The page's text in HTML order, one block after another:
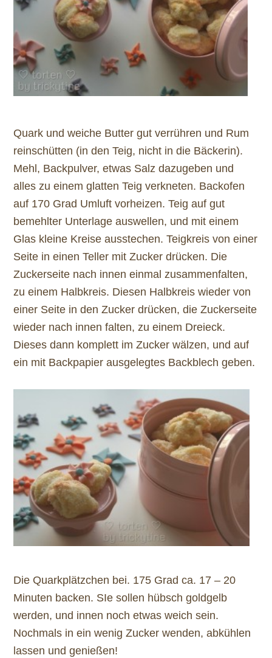
Quark und weiche Butter gut verrühren und Rum
reinschütten (in den Teig, nicht in die Bäckerin).
Mehl, Backpulver, etwas Salz dazugeben und
alles zu einem glatten Teig verkneten. Backofen
auf 170 Grad Umluft vorheizen. Teig auf gut
bemehlter Unterlage auswellen, und mit einem
Glas kleine Kreise ausstechen. Teigkreis von einer
Seite in einen Teller mit Zucker drücken. Die
Zuckerseite nach innen einmal zusammenfalten,
zu einem Halbkreis. Diesen Halbkreis wieder von
einer Seite in den Zucker drücken, die Zuckerseite
wieder nach innen falten, zu einem Dreieck.
Dieses dann komplett im Zucker wälzen, und auf
ein mit Backpapier ausgelegtes Backblech geben.
Die Quarkplätzchen bei. 175 Grad ca. 17 – 20
Minuten backen. SIe sollen hübsch goldgelb
werden, und innen noch etwas weich sein.
Nochmals in ein wenig Zucker wenden, abkühlen
lassen und genießen!